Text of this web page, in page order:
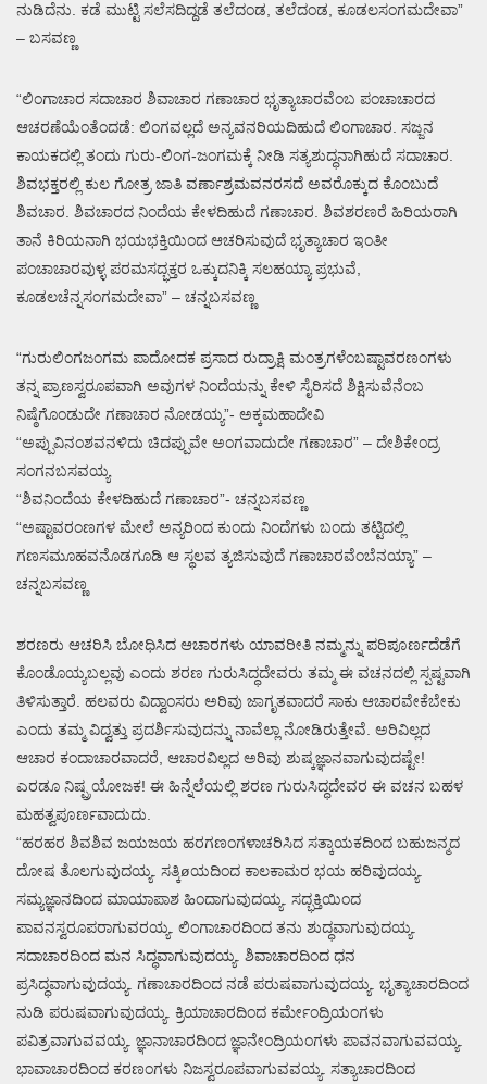
ನುಡಿದೆನು. ಕಡೆ ಮುಟ್ಟಿ ಸಲೆಸದಿದ್ದಡೆ ತಲೆದಂಡ, ತಲೆದಂಡ, ಕೂಡಲಸಂಗಮದೇವಾ”
– ಬಸವಣ್ಣ
“ಲಿಂಗಾಚಾರ ಸದಾಚಾರ ಶಿವಾಚಾರ ಗಣಾಚಾರ ಭೃತ್ಯಾಚಾರವೆಂಬ ಪಂಚಾಚಾರದ
ಆಚರಣೆಯೆಂತೆಂದಡೆ: ಲಿಂಗವಲ್ಲದೆ ಅನ್ಯವನರಿಯದಿಹುದೆ ಲಿಂಗಾಚಾರ. ಸಜ್ಜನ
ಕಾಯಕದಲ್ಲಿ ತಂದು ಗುರು-ಲಿಂಗ-ಜಂಗಮಕ್ಕೆ ನೀಡಿ ಸತ್ಯಶುದ್ಧನಾಗಿಹುದೆ ಸದಾಚಾರ.
ಶಿವಭಕ್ತರಲ್ಲಿ ಕುಲ ಗೋತ್ರ ಜಾತಿ ವರ್ಣಾಶ್ರಮವನರಸದೆ ಅವರೊಕ್ಕುದ ಕೊಂಬುದೆ
ಶಿವಚಾರ. ಶಿವಚಾರದ ನಿಂದೆಯ ಕೇಳದಿಹುದೆ ಗಣಾಚಾರ. ಶಿವಶರಣರೆ ಹಿರಿಯರಾಗಿ
ತಾನೆ ಕಿರಿಯನಾಗಿ ಭಯಭಕ್ತಿಯಿಂದ ಆಚರಿಸುವುದೆ ಭೃತ್ಯಾಚಾರ ಇಂತೀ
ಪಂಚಾಚಾರವುಳ್ಳ ಪರಮಸದ್ಭಕ್ತರ ಒಕ್ಕುದನಿಕ್ಕಿ ಸಲಹಯ್ಯಾ ಪ್ರಭುವೆ,
ಕೂಡಲಚೆನ್ನಸಂಗಮದೇವಾ” – ಚನ್ನಬಸವಣ್ಣ
“ಗುರುಲಿಂಗಜಂಗಮ ಪಾದೋದಕ ಪ್ರಸಾದ ರುದ್ರಾಕ್ಷಿ ಮಂತ್ರಗಳೆಂಬಷ್ಟಾವರಣಂಗಳು
ತನ್ನ ಪ್ರಾಣಸ್ವರೂಪವಾಗಿ ಅವುಗಳ ನಿಂದೆಯನ್ನು ಕೇಳಿ ಸೈರಿಸದೆ ಶಿಕ್ಷಿಸುವೆನೆಂಬ
ನಿಷ್ಠೆಗೊಂಡುದೇ ಗಣಾಚಾರ ನೋಡಯ್ಯ”- ಅಕ್ಕಮಹಾದೇವಿ
“ಅಪ್ಪುವಿನಂಶವನಳಿದು ಚಿದಪ್ಪುವೇ ಅಂಗವಾದುದೇ ಗಣಾಚಾರ” – ದೇಶಿಕೇಂದ್ರ
ಸಂಗನಬಸವಯ್ಯ
“ಶಿವನಿಂದೆಯ ಕೇಳದಿಹುದೆ ಗಣಾಚಾರ”- ಚನ್ನಬಸವಣ್ಣ
“ಅಷ್ಟಾವರಂಣಗಳ ಮೇಲೆ ಅನ್ಯರಿಂದ ಕುಂದು ನಿಂದೆಗಳು ಬಂದು ತಟ್ಟಿದಲ್ಲಿ
ಗಣಸಮೂಹವನೊಡಗೂಡಿ ಆ ಸ್ಥಲವ ತ್ಯಜಿಸುವುದೆ ಗಣಾಚಾರವೆಂಬೆನಯ್ಯಾ” –
ಚನ್ನಬಸವಣ್ಣ
ಶರಣರು ಆಚರಿಸಿ ಬೋಧಿಸಿದ ಆಚಾರಗಳು ಯಾವರೀತಿ ನಮ್ಮನ್ನು ಪರಿಪೂರ್ಣದೆಡೆಗೆ
ಕೊಂಡೊಯ್ಯಬಲ್ಲವು ಎಂದು ಶರಣ ಗುರುಸಿದ್ಧದೇವರು ತಮ್ಮ ಈ ವಚನದಲ್ಲಿ ಸ್ಪಷ್ಟವಾಗಿ
ತಿಳಿಸುತ್ತಾರೆ. ಹಲವರು ವಿದ್ವಾಂಸರು ಅರಿವು ಜಾಗೃತವಾದರೆ ಸಾಕು ಆಚಾರವೇಕೆಬೇಕು
ಎಂದು ತಮ್ಮ ವಿದ್ವತ್ತು ಪ್ರದರ್ಶಿಸುವುದನ್ನು ನಾವೆಲ್ಲಾ ನೋಡಿರುತ್ತೇವೆ. ಅರಿವಿಲ್ಲದ
ಆಚಾರ ಕಂದಾಚಾರವಾದರೆ, ಆಚಾರವಿಲ್ಲದ ಅರಿವು ಶುಷ್ಕಜ್ಞಾನವಾಗುವುದಷ್ಟೇ!
ಎರಡೂ ನಿಷ್ಪ್ರಯೋಜಕ! ಈ ಹಿನ್ನೆಲೆಯಲ್ಲಿ ಶರಣ ಗುರುಸಿದ್ಧದೇವರ ಈ ವಚನ ಬಹಳ
ಮಹತ್ವಪೂರ್ಣವಾದುದು.
“ಹರಹರ ಶಿವಶಿವ ಜಯಜಯ ಹರಗಣಂಗಳಾಚರಿಸಿದ ಸತ್ಕಾಯಕದಿಂದ ಬಹುಜನ್ಮದ
ದೋಷ ತೊಲಗುವುದಯ್ಯ. ಸತ್ಕಿøಯದಿಂದ ಕಾಲಕಾಮರ ಭಯ ಹರಿವುದಯ್ಯ.
ಸಮ್ಯಜ್ಞಾನದಿಂದ ಮಾಯಾಪಾಶ ಹಿಂದಾಗುವುದಯ್ಯ. ಸದ್ಭಕ್ತಿಯಿಂದ
ಪಾವನಸ್ವರೂಪರಾಗುವರಯ್ಯ. ಲಿಂಗಾಚಾರದಿಂದ ತನು ಶುದ್ಧವಾಗುವುದಯ್ಯ.
ಸದಾಚಾರದಿಂದ ಮನ ಸಿದ್ಧವಾಗುವುದಯ್ಯ. ಶಿವಾಚಾರದಿಂದ ಧನ
ಪ್ರಸಿದ್ಧವಾಗುವುದಯ್ಯ. ಗಣಾಚಾರದಿಂದ ನಡೆ ಪರುಷವಾಗುವುದಯ್ಯ. ಭೃತ್ಯಾಚಾರದಿಂದ
ನುಡಿ ಪರುಷವಾಗುವುದಯ್ಯ. ಕ್ರಿಯಾಚಾರದಿಂದ ಕರ್ಮೇಂದ್ರಿಯಂಗಳು
ಪವಿತ್ರವಾಗುವವಯ್ಯ. ಜ್ಞಾನಾಚಾರದಿಂದ ಜ್ಞಾನೇಂದ್ರಿಯಂಗಳು ಪಾವನವಾಗುವವಯ್ಯ.
ಭಾವಾಚಾರದಿಂದ ಕರಣಂಗಳು ನಿಜಸ್ವರೂಪವಾಗುವವಯ್ಯ. ಸತ್ಯಾಚಾರದಿಂದ